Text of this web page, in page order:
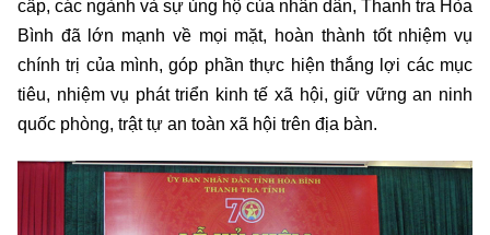
cấp, các ngành và sự ủng hộ của nhân dân, Thanh tra Hòa
Bình đã lớn mạnh về mọi mặt, hoàn thành tốt nhiệm vụ
chính trị của mình, góp phần thực hiện thắng lợi các mục
tiêu, nhiệm vụ phát triển kinh tế xã hội, giữ vững an ninh
quốc phòng, trật tự an toàn xã hội trên địa bàn.